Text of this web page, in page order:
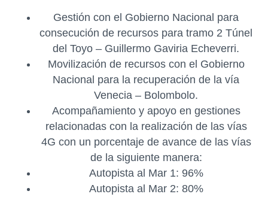
Gestión con el Gobierno Nacional para
consecución de recursos para tramo 2 Túnel
del Toyo – Guillermo Gaviria Echeverri.
Movilización de recursos con el Gobierno
Nacional para la recuperación de la vía
Venecia – Bolombolo.
Acompañamiento y apoyo en gestiones
relacionadas con la realización de las vías
4G con un porcentaje de avance de las vías
de la siguiente manera:
Autopista al Mar 1: 96%
Autopista al Mar 2: 80%